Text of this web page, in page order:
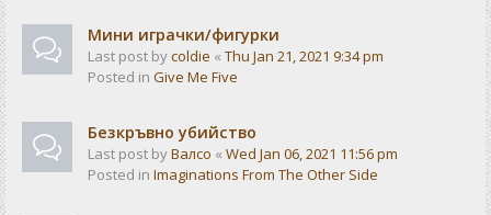
Мини играчки/фигурки
Last post bycoldie « Thu Jan 21, 2021 9:34 pm
Posted in Give Me Five
Безкръвно убийство
Last post byВалсо « Wed Jan 06, 2021 11:56 pm
Posted in Imaginations From The Other Side